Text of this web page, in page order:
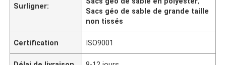
Surligner:
Sacs géo de sable de grande taille
non tissés
Certification ISO9001